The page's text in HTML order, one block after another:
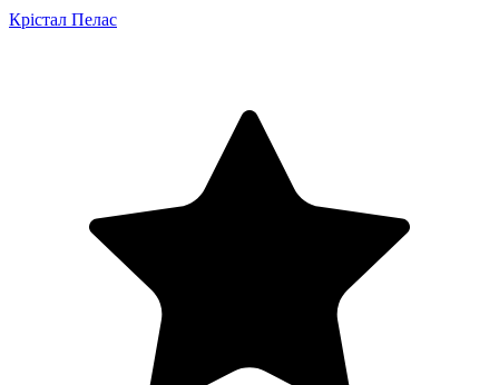
Крістал Пелас